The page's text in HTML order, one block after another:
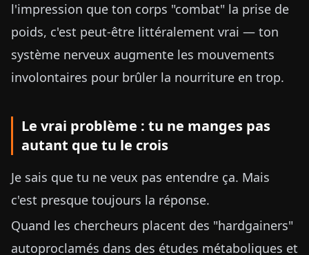
l'impression que ton corps "combat" la prise de
poids, c'est peut-être littéralement vrai — ton
système nerveux augmente les mouvements
involontaires pour brûler la nourriture en trop.
Le vrai problème : tu ne manges pas
autant que tu le crois
Je sais que tu ne veux pas entendre ça. Mais
c'est presque toujours la réponse.
Quand les chercheurs placent des "hardgainers"
autoproclamés dans des études métaboliques et